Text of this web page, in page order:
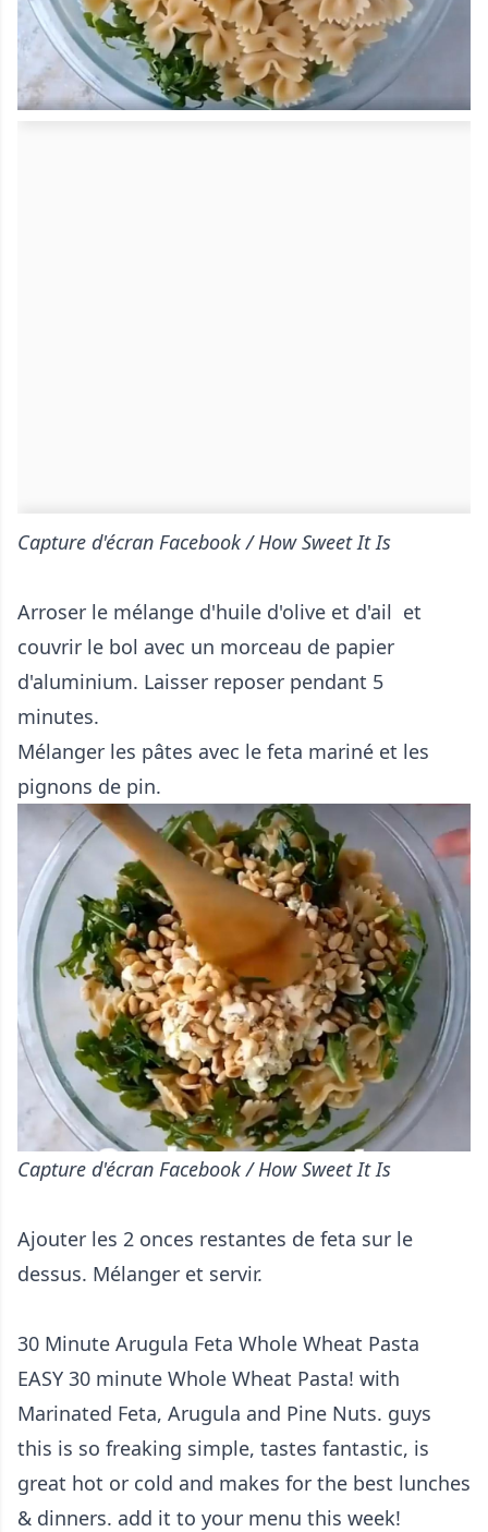
Capture d'écran Facebook / How Sweet It Is
Arroser le mélange d'huile d'olive et d'ail et
couvrir le bol avec un morceau de papier
d'aluminium. Laisser reposer pendant 5
minutes.
Mélanger les pâtes avec le feta mariné et les
pignons de pin.
Capture d'écran Facebook / How Sweet It Is
Ajouter les 2 onces restantes de feta sur le
dessus. Mélanger et servir.
30 Minute Arugula Feta Whole Wheat Pasta
EASY 30 minute Whole Wheat Pasta! with
Marinated Feta, Arugula and Pine Nuts. guys
this is so freaking simple, tastes fantastic, is
great hot or cold and makes for the best lunches
& dinners. add it to your menu this week!